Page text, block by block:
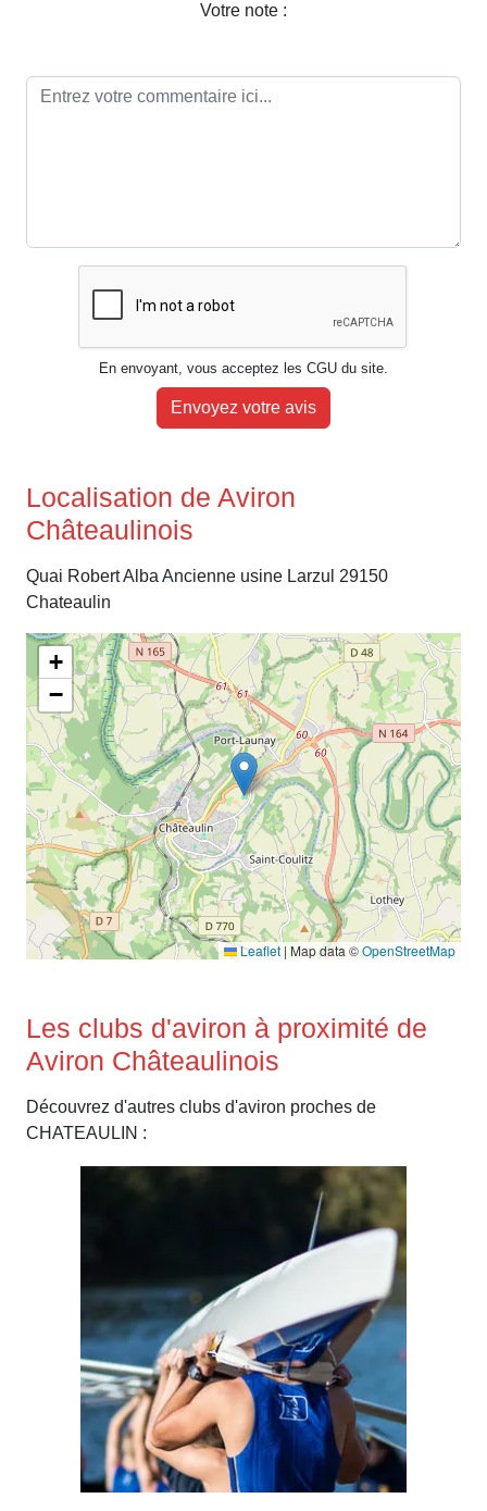
Votre note :
En envoyant, vous acceptez les CGU du site.
Envoyez votre avis
Localisation de Aviron
Châteaulinois
Quai Robert Alba Ancienne usine Larzul 29150
Chateaulin
+
−
Leaflet | Map data ©OpenStreetMap
Les clubs d'aviron à proximité de
Aviron Châteaulinois
Découvrez d'autres clubs d'aviron proches de
CHATEAULIN :